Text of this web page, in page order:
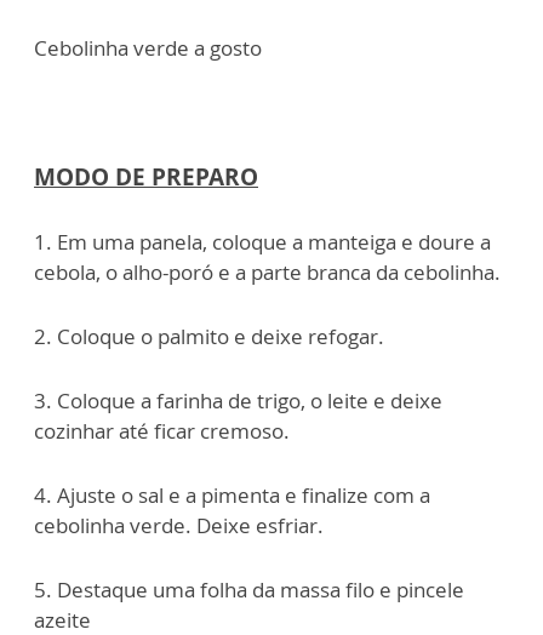
Cebolinha verde a gosto
MODO DE PREPARO
1. Em uma panela, coloque a manteiga e doure a
cebola, o alho-poró e a parte branca da cebolinha.
2. Coloque o palmito e deixe refogar.
3. Coloque a farinha de trigo, o leite e deixe
cozinhar até ficar cremoso.
4. Ajuste o sal e a pimenta e finalize com a
cebolinha verde. Deixe esfriar.
5. Destaque uma folha da massa filo e pincele
azeite